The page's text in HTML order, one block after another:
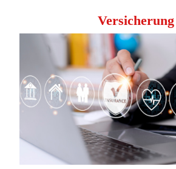
Versicherung